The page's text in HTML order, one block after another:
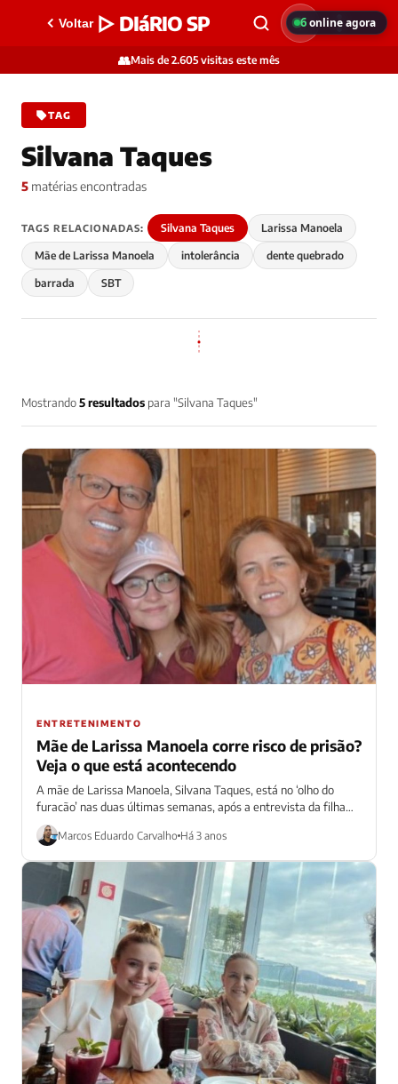
Voltar ▷ DIáRIO SP
👥Mais de 2.605 visitas este mês
TAG
Silvana Taques
5 matérias encontradas
TAGS RELACIONADAS: Silvana Taques Larissa Manoela
Mãe de Larissa Manoela intolerância dente quebrado
barrada SBT
Mostrando5 resultados para "Silvana Taques"
ENTRETENIMENTO
Mãe de Larissa Manoela corre risco de prisão?
Veja o que está acontecendo
A mãe de Larissa Manoela, Silvana Taques, está no ‘olho do
furacão’ nas duas últimas semanas, após a entrevista da filha
ao...
Marcos Eduardo Carvalho Há 3 anos
6online agora